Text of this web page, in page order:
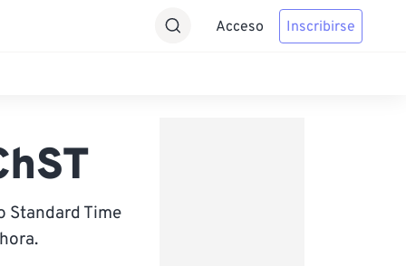
Acceso Inscribirse
Standard Time